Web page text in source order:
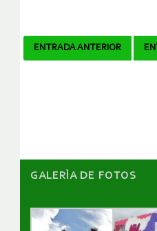
Navegador
ENTRADA ANTERIOR
GALERÌA DE FOTOS